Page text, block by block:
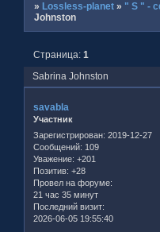
» Lossless-planet » " S " -
Johnston
Sabrina Johnston
Страница:1
savabla
Участник
Зарегистрирован: 2019-12-27
Сообщений: 109
Уважение: +201
Позитив: +28
Провел на форуме:
21 час 35 минут
Последний визит:
2026-06-05 19:55:40